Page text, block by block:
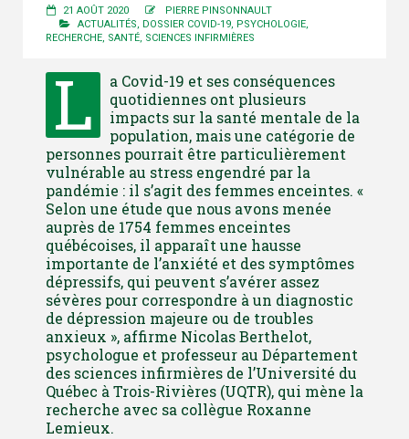
21 AOÛT 2020
PIERRE PINSONNAULT
ACTUALITÉS, DOSSIER COVID-19, PSYCHOLOGIE,
RECHERCHE, SANTÉ, SCIENCES INFIRMIÈRES
L
a Covid-19 et ses conséquences
quotidiennes ont plusieurs
impacts sur la santé mentale de la
population, mais une catégorie de
personnes pourrait être particulièrement
vulnérable au stress engendré par la
pandémie : il s’agit des femmes enceintes. «
Selon une étude que nous avons menée
auprès de 1754 femmes enceintes
québécoises, il apparaît une hausse
importante de l’anxiété et des symptômes
dépressifs, qui peuvent s’avérer assez
sévères pour correspondre à un diagnostic
de dépression majeure ou de troubles
anxieux », affirme Nicolas Berthelot,
psychologue et professeur au Département
des sciences infirmières de l’Université du
Québec à Trois-Rivières (UQTR), qui mène la
recherche avec sa collègue Roxanne
Lemieux.